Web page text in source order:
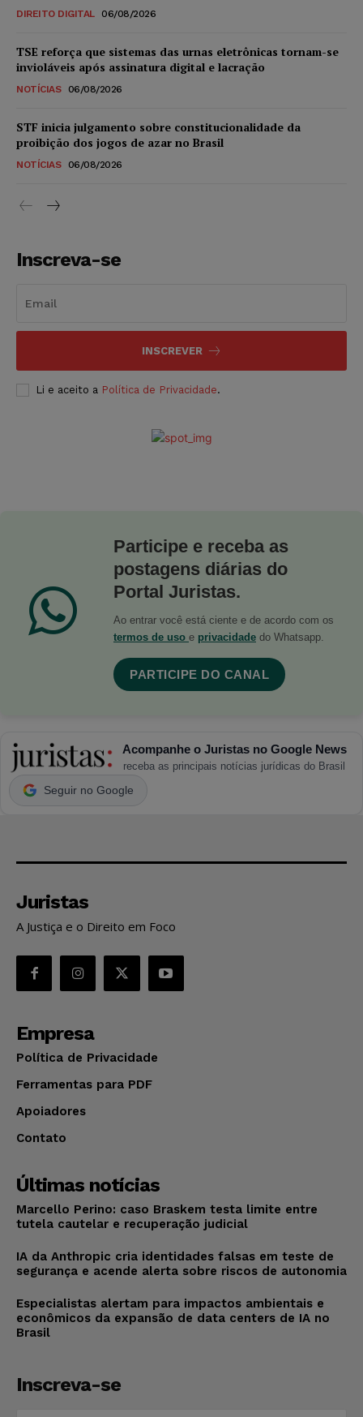
DIREITO DIGITAL 06/08/2026
TSE reforça que sistemas das urnas eletrônicas tornam-se
invioláveis após assinatura digital e lacração
NOTÍCIAS 06/08/2026
STF inicia julgamento sobre constitucionalidade da
proibição dos jogos de azar no Brasil
NOTÍCIAS 06/08/2026
Inscreva-se
INSCREVER
Li e aceito a Política de Privacidade.
Participe e receba as
postagens diárias do
Portal Juristas.
Ao entrar você está ciente e de acordo com os
termos de uso e privacidade do Whatsapp.
PARTICIPE DO CANAL
Acompanhe o Juristas no Google News
receba as principais notícias jurídicas do Brasil
Seguir no Google
Juristas
A Justiça e o Direito em Foco
Empresa
Política de Privacidade
Ferramentas para PDF
Apoiadores
Contato
Últimas notícias
Marcello Perino: caso Braskem testa limite entre
tutela cautelar e recuperação judicial
IA da Anthropic cria identidades falsas em teste de
segurança e acende alerta sobre riscos de autonomia
Especialistas alertam para impactos ambientais e
econômicos da expansão de data centers de IA no
Brasil
Inscreva-se